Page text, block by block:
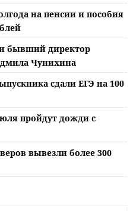
на пенсии и пособия
бывший директор
Чунихина
сдали ЕГЭ на 100
пройдут дожди с
вывезли более 300